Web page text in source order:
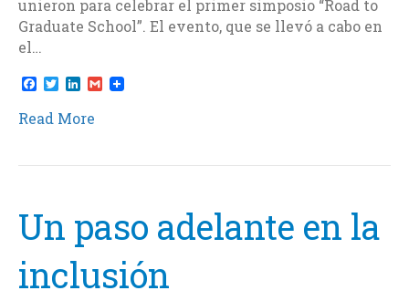
unieron para celebrar el primer simposio “Road to
Graduate School”. El evento, que se llevó a cabo en
el…
F
a
c
e
o
T
w
i
t
r
L
n
k
I
G
m
Read More
Un paso adelante en la
inclusión